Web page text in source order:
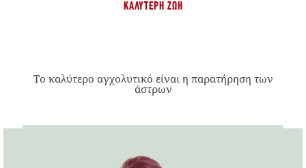
ΚΑΛΎΤΕΡΗ ΖΩΉ
Το καλύτερο αγχολυτικό είναι η παρατήρηση των
άστρων